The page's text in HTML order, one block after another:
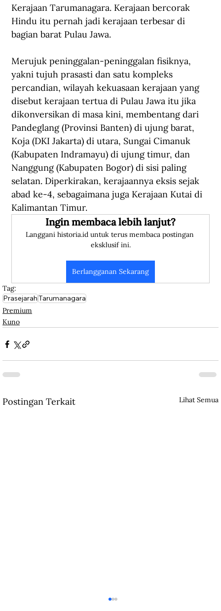
Kerajaan Tarumanagara. Kerajaan bercorak
Hindu itu pernah jadi kerajaan terbesar di
bagian barat Pulau Jawa.
Merujuk peninggalan-peninggalan fisiknya,
yakni tujuh prasasti dan satu kompleks
percandian, wilayah kekuasaan kerajaan yang
disebut kerajaan tertua di Pulau Jawa itu jika
dikonversikan di masa kini, membentang dari
Pandeglang (Provinsi Banten) di ujung barat,
Koja (DKI Jakarta) di utara, Sungai Cimanuk
(Kabupaten Indramayu) di ujung timur, dan
Nanggung (Kabupaten Bogor) di sisi paling
selatan. Diperkirakan, kerajaannya eksis sejak
abad ke-4, sebagaimana juga Kerajaan Kutai di
Kalimantan Timur.
Ingin membaca lebih lanjut?
Langgani historia.id untuk terus membaca postingan
eksklusif ini.
Berlangganan Sekarang
Tag:
PrasejarahTarumanagara
Premium
Kuno
Postingan Terkait Lihat Semua